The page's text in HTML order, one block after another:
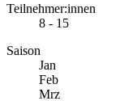
Teilnehmer:innen
8 - 15
Saison
Jan
Feb
Mrz